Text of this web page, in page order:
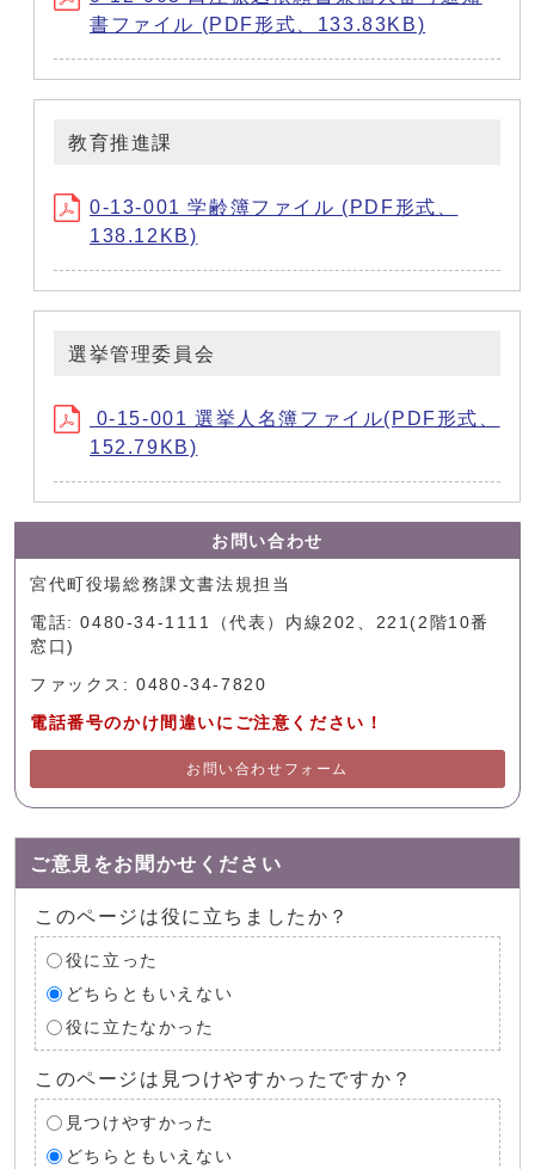
書ファイル (PDF形式、133.83KB)
教育推進課
0-13-001 学齢簿ファイル (PDF形式、
138.12KB)
選挙管理委員会
0-15-001 選挙人名簿ファイル(PDF形式、
152.79KB)
お問い合わせ
宮代町役場総務課文書法規担当
電話: 0480-34-1111（代表）内線202、221(2階10番
窓口)
ファックス: 0480-34-7820
電話番号のかけ間違いにご注意ください！
お問い合わせフォーム
ご意見をお聞かせください
このページは役に立ちましたか？
役に立った
どちらともいえない
役に立たなかった
このページは見つけやすかったですか？
見つけやすかった
どちらともいえない